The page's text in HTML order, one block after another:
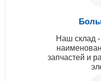
Наш склад -
запчастей и